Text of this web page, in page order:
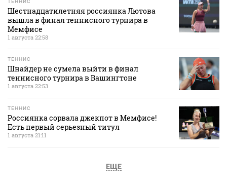
ТЕННИС
Шестнадцатилетняя россиянка Лютова
вышла в финал теннисного турнира в
Мемфисе
1 августа 22:58
ТЕННИС
Шнайдер не сумела выйти в финал
теннисного турнира в Вашингтоне
1 августа 22:53
ТЕННИС
Россиянка сорвала джекпот в Мемфисе!
Есть первый серьезный титул
1 августа 21:11
ЕЩЕ